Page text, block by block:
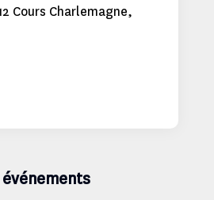
Cours Charlemagne,